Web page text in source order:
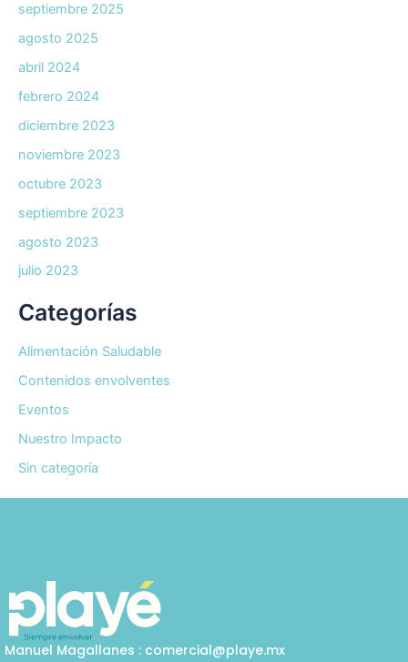
septiembre 2025
agosto 2025
abril 2024
febrero 2024
diciembre 2023
noviembre 2023
octubre 2023
septiembre 2023
agosto 2023
julio 2023
Categorías
Alimentación Saludable
Contenidos envolventes
Eventos
Nuestro Impacto
Sin categoría
Manuel Magallanes : comercial@playe.mx